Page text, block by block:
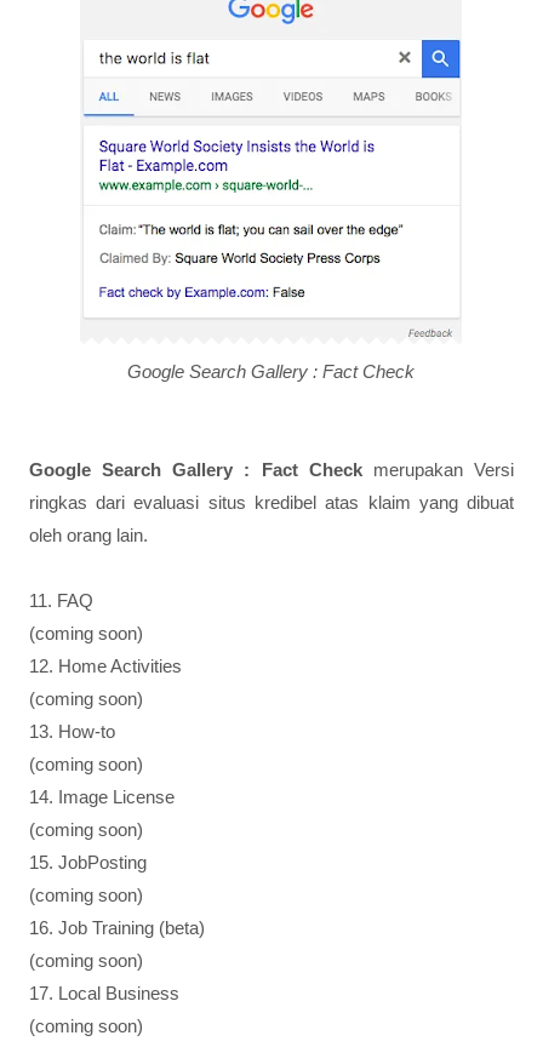
Google Search Gallery : Fact Check
Google Search Gallery : Fact Checkmerupakan Versi
ringkas dari evaluasi situs kredibel atas klaim yang dibuat
oleh orang lain.
11. FAQ
(coming soon)
12. Home Activities
(coming soon)
13. How-to
(coming soon)
14. Image License
(coming soon)
15. JobPosting
(coming soon)
16. Job Training (beta)
(coming soon)
17. Local Business
(coming soon)